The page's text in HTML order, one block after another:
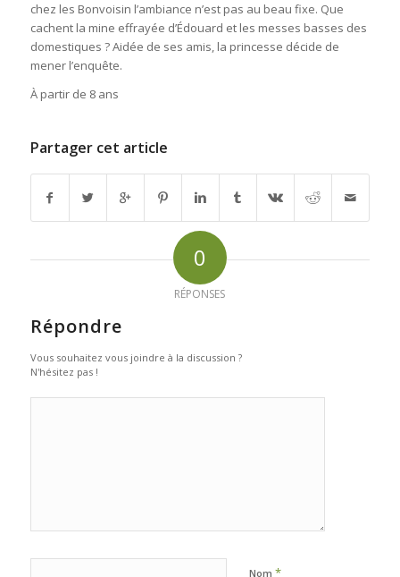
chez les Bonvoisin l’ambiance n’est pas au beau fixe. Que
cachent la mine effrayée d’Édouard et les messes basses des
domestiques ? Aidée de ses amis, la princesse décide de
mener l’enquête.
À partir de 8 ans
Partager cet article
0
RÉPONSES
Répondre
Vous souhaitez vous joindre à la discussion ?
N'hésitez pas !
Nom *